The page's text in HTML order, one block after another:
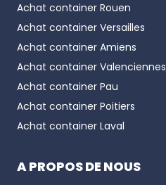
Achat container Rouen
Achat container Versailles
Achat container Amiens
Achat container Valenciennes
Achat container Pau
Achat container Poitiers
Achat container Laval
A PROPOS DE NOUS